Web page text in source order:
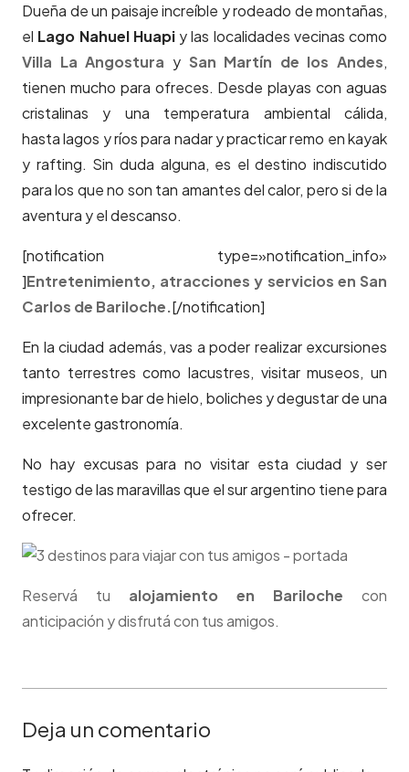
Dueña de un paisaje increíble y rodeado de montañas,
el Lago Nahuel Huapiy las localidades vecinas como
Villa La Angostura y San Martín de los Andes,
tienen mucho para ofreces. Desde playas con aguas
cristalinas y una temperatura ambiental cálida,
hasta lagos y ríos para nadar y practicar remo en kayak
y rafting. Sin duda alguna, es el destino indiscutido
para los que no son tan amantes del calor, pero si de la
aventura y el descanso.
[notification type=»notification_info»
]Entretenimiento, atracciones y servicios en San
Carlos de Bariloche.[/notification]
En la ciudad además, vas a poder realizar excursiones
tanto terrestres como lacustres, visitar museos, un
impresionante bar de hielo, boliches y degustar de una
excelente gastronomía.
No hay excusas para no visitar esta ciudad y ser
testigo de las maravillas que el sur argentino tiene para
ofrecer.
Reservá tu alojamiento en Bariloche con
anticipación y disfrutá con tus amigos.
Deja un comentario